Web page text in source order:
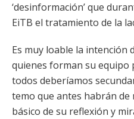
‘desinformación’ que
EiTB el tratamiento de la
Es muy loable la intención
quienes forman su equipo
todos deberíamos
temo que antes habrán de
básico de su reflexión y